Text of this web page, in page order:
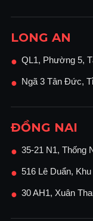
LONG AN
● QL1, Phường 5,
● Ngã 3 Tân Đức,
ĐỒNG NAI
● 35-21 N1, Thống
● 516 Lê Duẩn,
● 30 AH1, Xuân